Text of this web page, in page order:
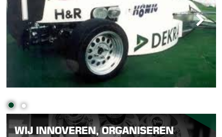
WIJ INNOVEREN, ORGANISEREN